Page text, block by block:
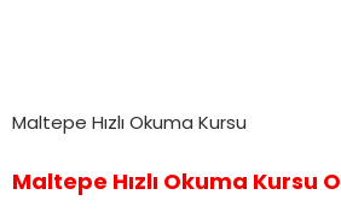
Maltepe Hızlı Okuma Kursu
Maltepe Hızlı Okuma Kursu